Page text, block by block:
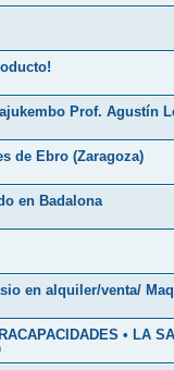
Prof. Agustín
de Ebro (Zaragoza)
en Badalona
en alquiler/venta/
• LA